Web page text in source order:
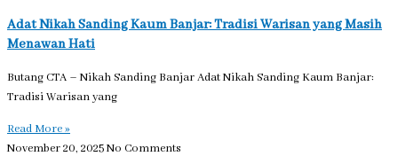
Adat Nikah Sanding Kaum Banjar: Tradisi Warisan yang Masih
Menawan Hati
Butang CTA – Nikah Sanding Banjar Adat Nikah Sanding Kaum Banjar:
Tradisi Warisan yang
Read More »
November 20, 2025No Comments